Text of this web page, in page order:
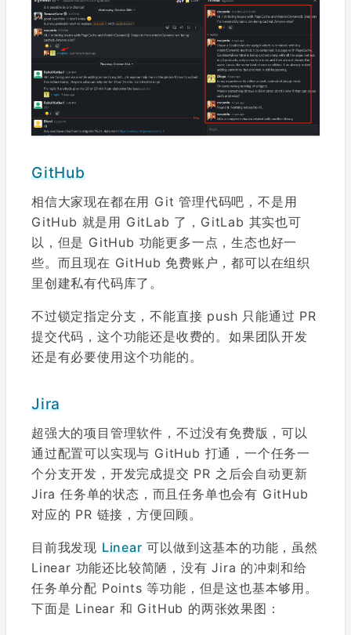
GitHub
相信大家现在都在用 Git 管理代码吧，不是用
GitHub 就是用 GitLab 了，GitLab 其实也可
以，但是 GitHub 功能更多一点，生态也好一
些。而且现在 GitHub 免费账户，都可以在组织
里创建私有代码库了。
不过锁定指定分支，不能直接 push 只能通过 PR
提交代码，这个功能还是收费的。如果团队开发
还是有必要使用这个功能的。
Jira
超强大的项目管理软件，不过没有免费版，可以
通过配置可以实现与 GitHub 打通，一个任务一
个分支开发，开发完成提交 PR 之后会自动更新
Jira 任务单的状态，而且任务单也会有 GitHub
对应的 PR 链接，方便回顾。
目前我发现 Linear可以做到这基本的功能，虽然
Linear 功能还比较简陋，没有 Jira 的冲刺和给
任务单分配 Points 等功能，但是这也基本够用。
下面是 Linear 和 GitHub 的两张效果图：